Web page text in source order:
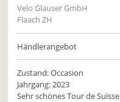
Velo Glauser GmbH
Flaach ZH
Händlerangebot
Zustand: Occasion
Jahrgang: 2023
Sehr schönes Tour de